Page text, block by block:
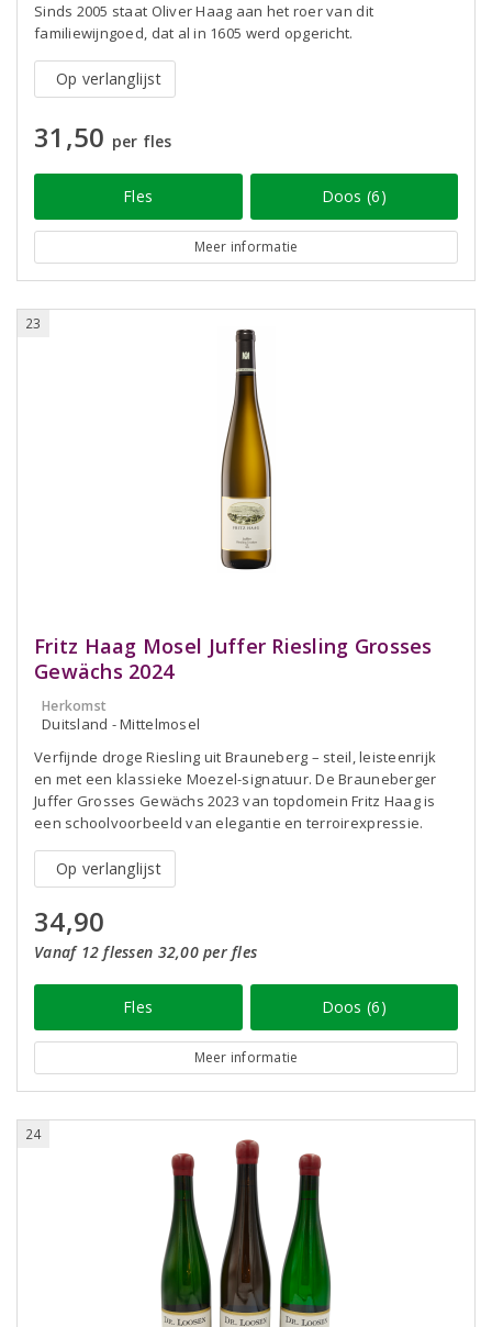
Sinds 2005 staat Oliver Haag aan het roer van dit
familiewijngoed, dat al in 1605 werd opgericht.
Op verlanglijst
31,50 per fles
Fles Doos (6)
Meer informatie
23
Fritz Haag Mosel Juffer Riesling Grosses
Gewächs 2024
Herkomst
Duitsland - Mittelmosel
Verfijnde droge Riesling uit Brauneberg – steil, leisteenrijk
en met een klassieke Moezel-signatuur. De Brauneberger
Juffer Grosses Gewächs 2023 van topdomein Fritz Haag is
een schoolvoorbeeld van elegantie en terroirexpressie.
Op verlanglijst
34,90
Vanaf 12 flessen 32,00 per fles
Fles Doos (6)
Meer informatie
24